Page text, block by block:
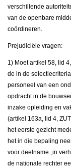
verschillende
van de openbare
coördineren.
Prejudiciële vragen:
1) Moet artikel 58, lid
de in de
personeel van een
opdracht in de
inzake opleiding en
(artikel 163a, lid 4,
het eerste gezicht
het in die bepaling
voor deelname „in
de nationale rechter